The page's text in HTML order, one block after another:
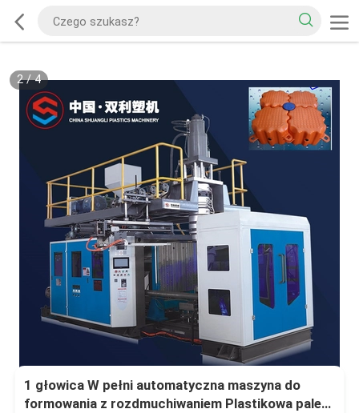
2/4
1 głowica W pełni automatyczna maszyna do
formowania z rozdmuchiwaniem Plastikowa paleta